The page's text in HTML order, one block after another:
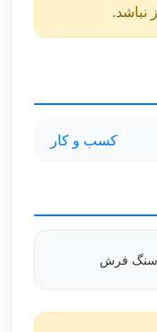
نباشد.
کسب و کار
سنگ فرش